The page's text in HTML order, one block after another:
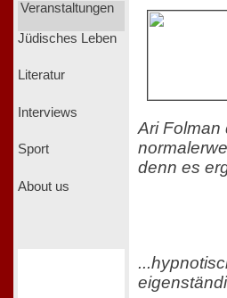
Veranstaltungen
Jüdisches Leben
Literatur
Interviews
Sport
About us
Ari Folman
denn es